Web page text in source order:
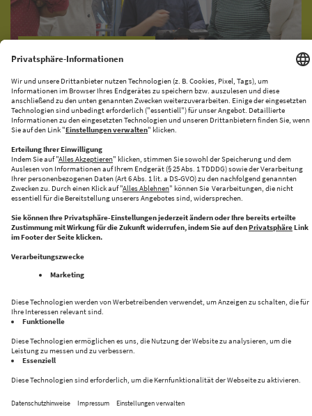
KI-PRODUKATIONSNETZWERK
CENTRE FOR FUTURE PRODUCTION
Halle 43 bringt Innovation und Industrie zusammen
Datenschutz Impressum